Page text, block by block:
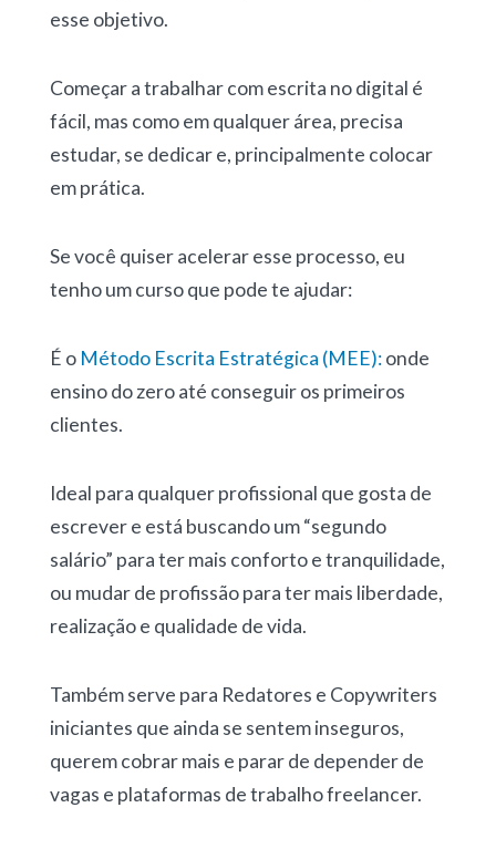
esse objetivo.
Começar a trabalhar com escrita no digital é
fácil, mas como em qualquer área, precisa
estudar, se dedicar e, principalmente colocar
em prática.
Se você quiser acelerar esse processo, eu
tenho um curso que pode te ajudar:
É o Método Escrita Estratégica (MEE):onde
ensino do zero até conseguir os primeiros
clientes.
Ideal para qualquer profissional que gosta de
escrever e está buscando um “segundo
salário” para ter mais conforto e tranquilidade,
ou mudar de profissão para ter mais liberdade,
realização e qualidade de vida.
Também serve para Redatores e Copywriters
iniciantes que ainda se sentem inseguros,
querem cobrar mais e parar de depender de
vagas e plataformas de trabalho freelancer.